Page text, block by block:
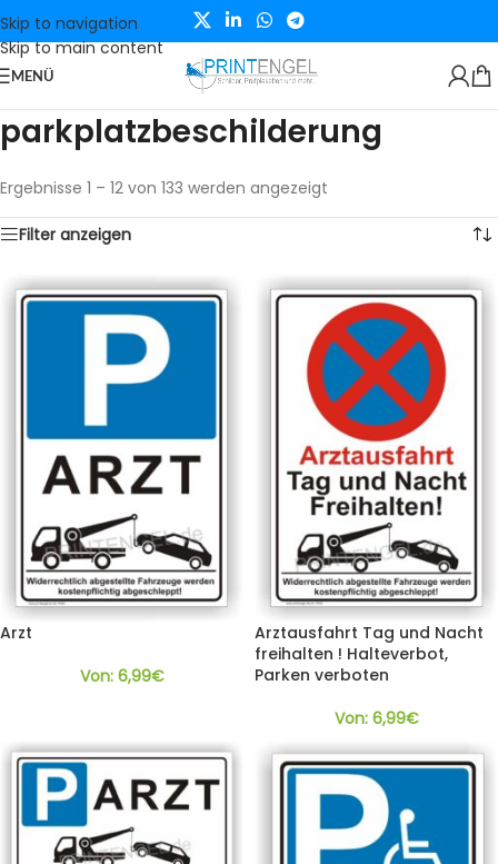
Skip to navigation
Skip to main content
MENÜ
parkplatzbeschilderung
Ergebnisse 1 – 12 von 133 werden angezeigt
Filter anzeigen
Arzt
Von: 6,99€
Arztausfahrt Tag und Nacht
freihalten ! Halteverbot,
Parken verboten
Von: 6,99€